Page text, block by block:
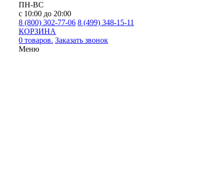
ПН-ВС
с 10:00 до 20:00
8 (800) 302-77-06 8 (499) 348-15-11
КОРЗИНА
0 товаров. Заказать звонок
Меню